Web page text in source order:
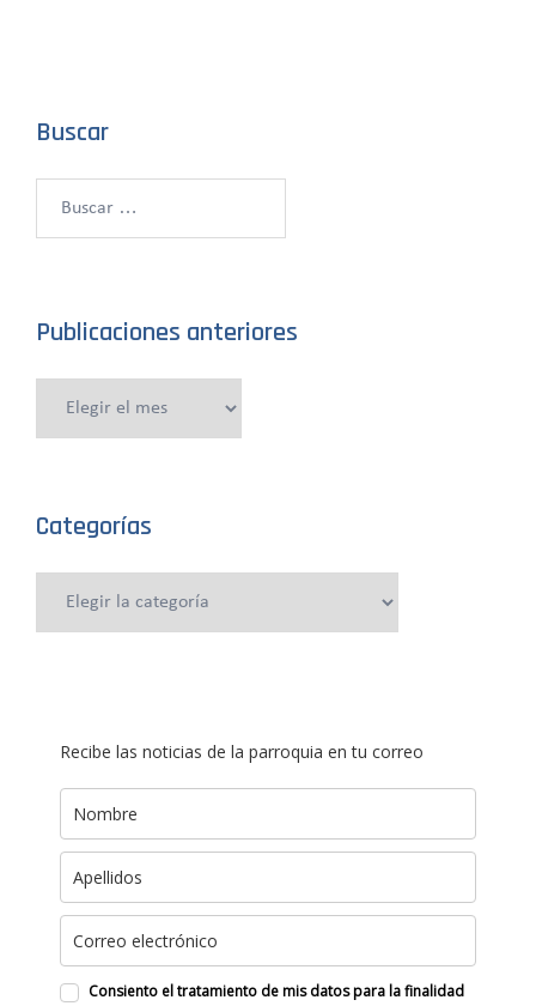
Buscar
Publicaciones anteriores
Categorías
Recibe las noticias de la parroquia en tu correo
Consiento el tratamiento de mis datos para la finalidad